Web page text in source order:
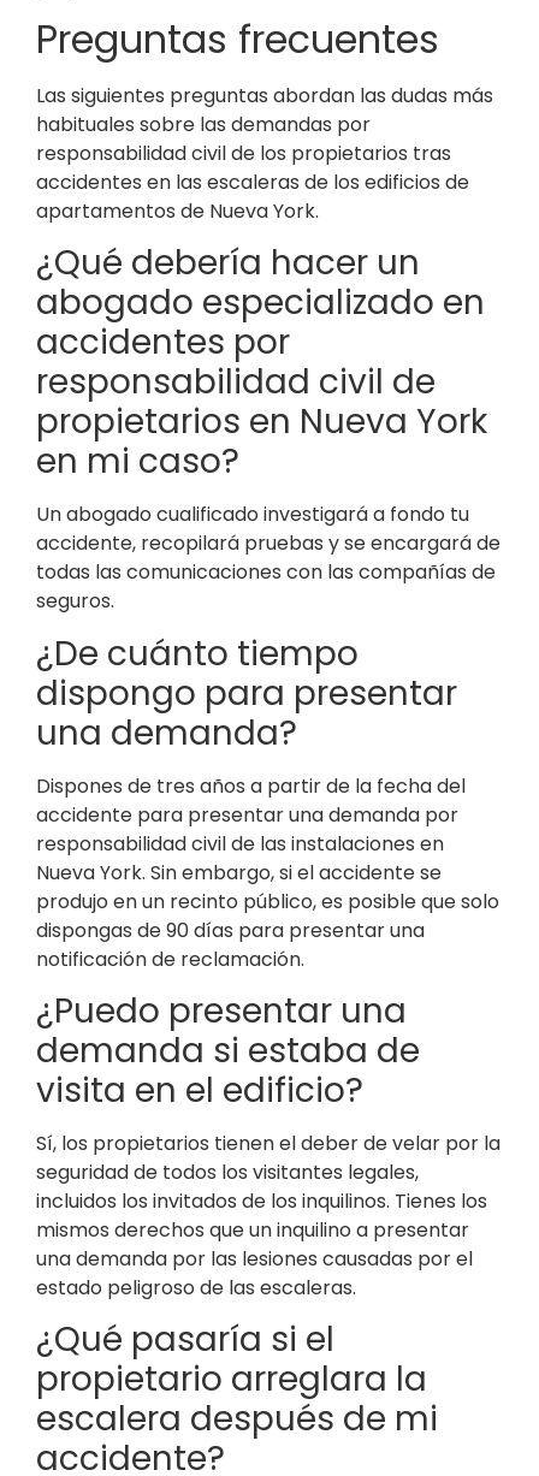
Preguntas frecuentes
Las siguientes preguntas abordan las dudas más
habituales sobre las demandas por
responsabilidad civil de los propietarios tras
accidentes en las escaleras de los edificios de
apartamentos de Nueva York.
¿Qué debería hacer un
abogado especializado en
accidentes por
responsabilidad civil de
propietarios en Nueva York
en mi caso?
Un abogado cualificado investigará a fondo tu
accidente, recopilará pruebas y se encargará de
todas las comunicaciones con las compañías de
seguros.
¿De cuánto tiempo
dispongo para presentar
una demanda?
Dispones de tres años a partir de la fecha del
accidente para presentar una demanda por
responsabilidad civil de las instalaciones en
Nueva York. Sin embargo, si el accidente se
produjo en un recinto público, es posible que solo
dispongas de 90 días para presentar una
notificación de reclamación.
¿Puedo presentar una
demanda si estaba de
visita en el edificio?
Sí, los propietarios tienen el deber de velar por la
seguridad de todos los visitantes legales,
incluidos los invitados de los inquilinos. Tienes los
mismos derechos que un inquilino a presentar
una demanda por las lesiones causadas por el
estado peligroso de las escaleras.
¿Qué pasaría si el
propietario arreglara la
escalera después de mi
accidente?